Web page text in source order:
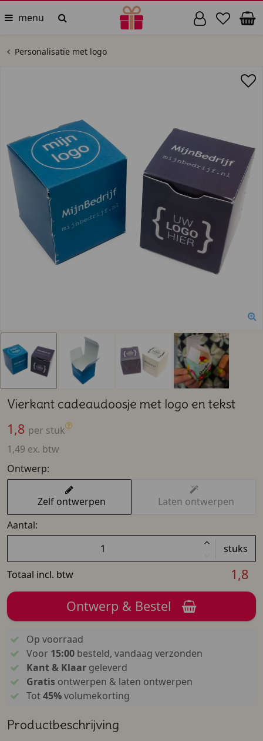
menu
Personalisatie met logo
Vierkant cadeaudoosje met logo en tekst
1,8 per stuk
1,49 ex. btw
Ontwerp:
Zelf ontwerpen
Laten ontwerpen
Aantal:
stuks
Totaal incl. btw
1,8
Ontwerp & Bestel
Op voorraad
Voor 15:00besteld, vandaag verzonden
Kant & Klaargeleverd
Gratisontwerpen & laten ontwerpen
Tot45%volumekorting
Productbeschrijving